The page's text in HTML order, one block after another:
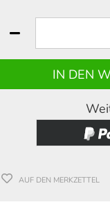
AUF DEN MERKZETTEL